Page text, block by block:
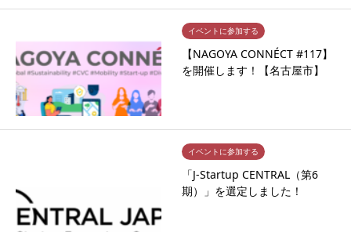
イベントに参加する
【NAGOYA CONNÉCT #117】
を開催します！【名古屋市】
イベントに参加する
「J-Startup CENTRAL（第6
期）」を選定しました！